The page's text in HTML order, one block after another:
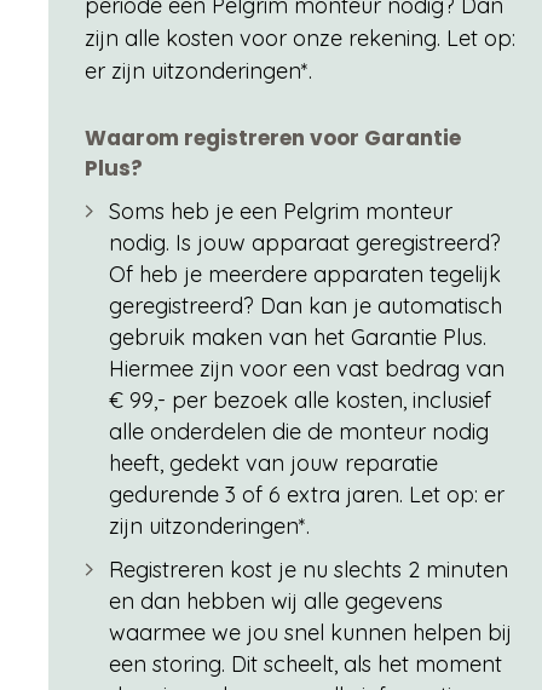
periode een Pelgrim monteur nodig? Dan
zijn alle kosten voor onze rekening. Let op:
er zijn uitzonderingen*.
Waarom registreren voor Garantie
Plus?
Soms heb je een Pelgrim monteur
nodig. Is jouw apparaat geregistreerd?
Of heb je meerdere apparaten tegelijk
geregistreerd? Dan kan je automatisch
gebruik maken van het Garantie Plus.
Hiermee zijn voor een vast bedrag van
€ 99,- per bezoek alle kosten, inclusief
alle onderdelen die de monteur nodig
heeft, gedekt van jouw reparatie
gedurende 3 of 6 extra jaren. Let op: er
zijn uitzonderingen*.
Registreren kost je nu slechts 2 minuten
en dan hebben wij alle gegevens
waarmee we jou snel kunnen helpen bij
een storing. Dit scheelt, als het moment